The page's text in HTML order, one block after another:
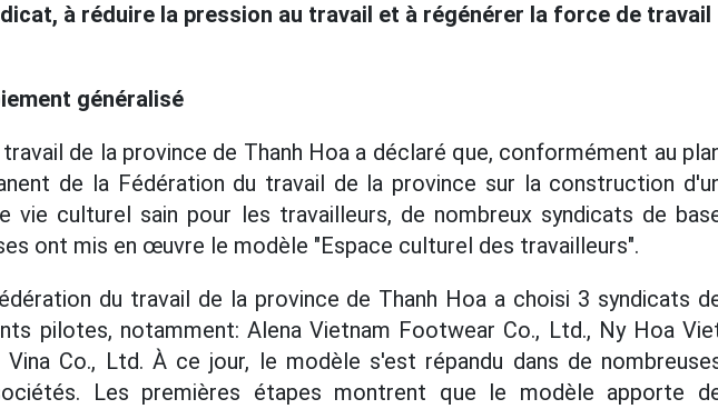
à réduire la pression au travail et à régénérer la force de travail
généralisé
de la province de Thanh Hoa a déclaré que, conformément au
de la Fédération du travail de la province sur la construction
vie culturel sain pour les travailleurs, de nombreux syndicats de
ont mis en œuvre le modèle "Espace culturel des travailleurs".
du travail de la province de Thanh Hoa a choisi 3 syndicats
pilotes, notamment: Alena Vietnam Footwear Co., Ltd., Ny Hoa
Co., Ltd. À ce jour, le modèle s'est répandu dans de
Les premières étapes montrent que le modèle apporte